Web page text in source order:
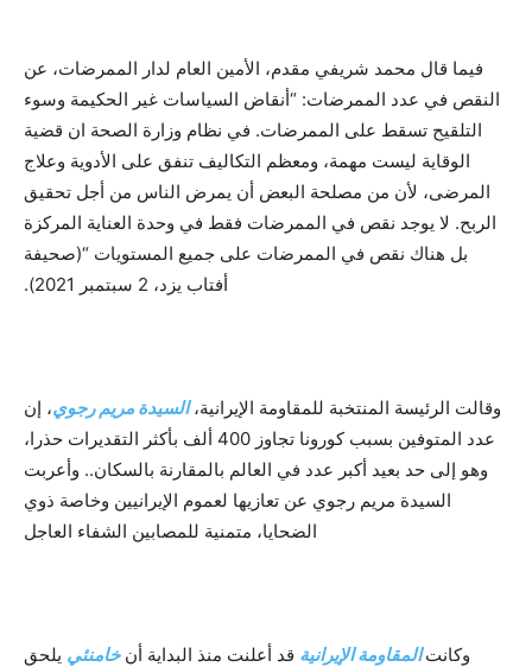
فيما قال محمد شريفي مقدم، الأمين العام لدار الممرضات، عن
النقص في عدد الممرضات: “أنقاض السياسات غير الحكيمة وسوء
التلقيح تسقط على الممرضات. في نظام وزارة الصحة ان قضية
الوقاية ليست مهمة، ومعظم التكاليف تنفق على الأدوية وعلاج
المرضى، لأن من مصلحة البعض أن يمرض الناس من أجل تحقيق
الربح. لا يوجد نقص في الممرضات فقط في وحدة العناية المركزة
بل هناك نقص في الممرضات على جميع المستويات “(صحيفة
أفتاب يزد، 2 سبتمبر 2021).
وقالت الرئيسة المنتخبة للمقاومة الإيرانية،السيدة مريم رجوي، إن
عدد المتوفين بسبب كورونا تجاوز 400 ألف بأكثر التقديرات حذرا،
وهو إلى حد بعيد أكبر عدد في العالم بالمقارنة بالسكان.. وأعربت
السيدة مريم رجوي عن تعازيها لعموم الإيرانيين وخاصة ذوي
الضحايا، متمنية للمصابين الشفاء العاجل
وكانتالمقاومة الإيرانية قد أعلنت منذ البداية أنخامنئي يلحق